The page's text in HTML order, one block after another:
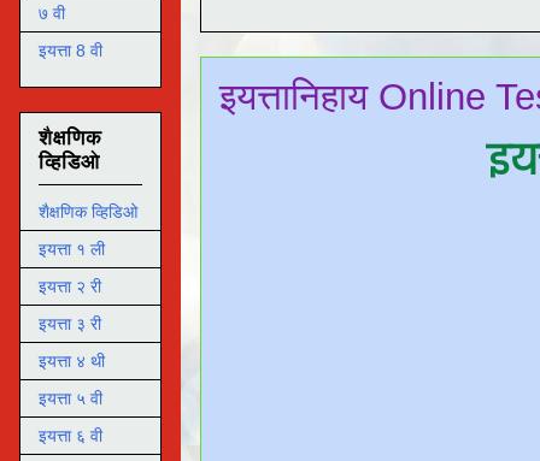
इयत्तानिहाय Online
७ वी
इयत्ता 8 वी
शैक्षणिक
व्हिडिओ
शैक्षणिक व्हिडिओ
इयत्ता १ ली
इयत्ता २ री
इयत्ता ३ री
इयत्ता ४ थी
इयत्ता ५ वी
इयत्ता ६ वी